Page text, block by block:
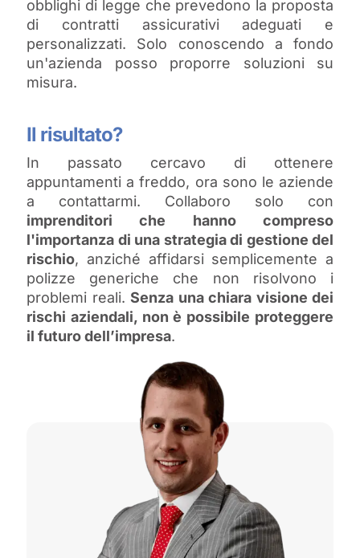
obblighi di legge che prevedono la proposta
di contratti assicurativi adeguati e
personalizzati. Solo conoscendo a fondo
un'azienda posso proporre soluzioni su
misura.
Il risultato?
In passato cercavo di ottenere
appuntamenti a freddo, ora sono le aziende
a contattarmi. Collaboro solo con
imprenditori che hanno compreso
l'importanza di una strategia di gestione del
rischio, anziché affidarsi semplicemente a
polizze generiche che non risolvono i
problemi reali. Senza una chiara visione dei
rischi aziendali, non è possibile proteggere
il futuro dell’impresa.